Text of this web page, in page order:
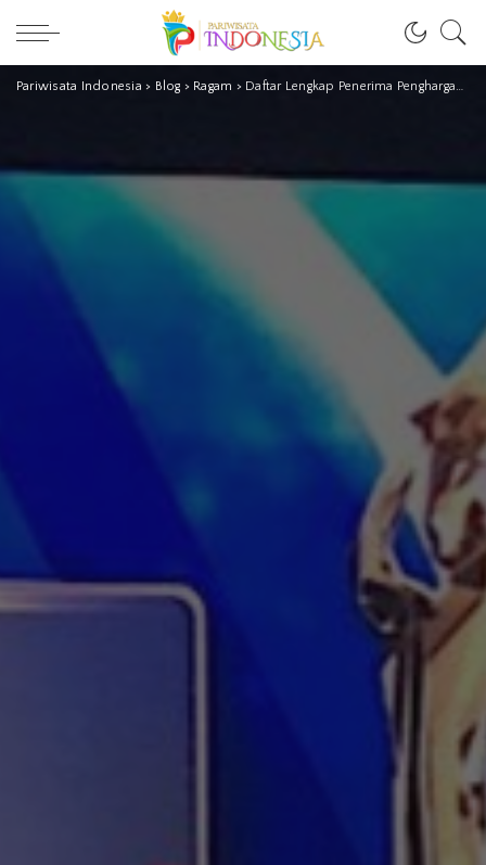
Pariwisata Indonesia > Blog > Ragam > Daftar Lengkap Penerima Penghargaan “People of The Year 2021 Metro TV”